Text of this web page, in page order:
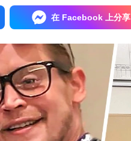
在 Facebook 上分享